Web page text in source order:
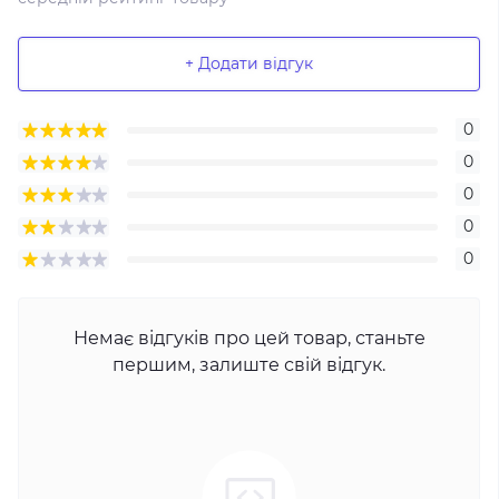
+ Додати відгук
0
0
0
0
0
Немає відгуків про цей товар, станьте
першим, залиште свій відгук.